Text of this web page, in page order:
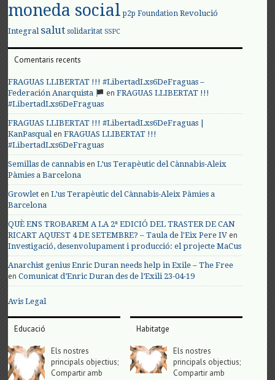
moneda social p2p Foundation Revolució
Integral salut solidaritat SSPC
Comentaris recents
FRAGUAS LLIBERTAT !!! #LibertadLxs6DeFraguas –
Federación Anarquista
enFRAGUAS LLIBERTAT !!!
#LibertadLxs6DeFraguas
FRAGUAS LLIBERTAT !!! #LibertadLxs6DeFraguas |
KanPasqualenFRAGUAS LLIBERTAT !!!
#LibertadLxs6DeFraguas
Semillas de cannabis enL’us Terapèutic del Cànnabis-Aleix
Pàmies a Barcelona
Growlet enL’us Terapèutic del Cànnabis-Aleix Pàmies a
Barcelona
QUÈ ENS TROBAREM A LA 2ª EDICIÓ DEL TRASTER DE CAN
RICART AQUEST 4 DE SETEMBRE? – Taula de l'Eix Pere IV en
Investigació, desenvolupament i producció: el projecte MaCus
Anarchist genius Enric Duran needs help in Exile – The Free
enComunicat d’Enric Duran des de l’Exili 23-04-19
Avis Legal
Educació
Els nostres
principals objectius;
Compartir amb
Habitatge
Els nostres
principals objectius;
Compartir amb